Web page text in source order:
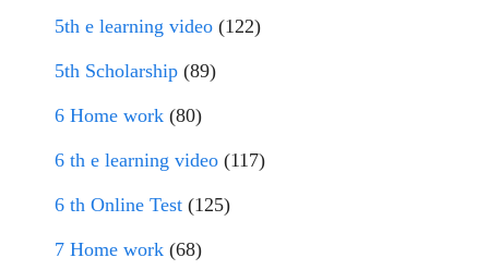
5th e learning video (122)
5th Scholarship (89)
6 Home work (80)
6 th e learning video (117)
6 th Online Test (125)
7 Home work (68)